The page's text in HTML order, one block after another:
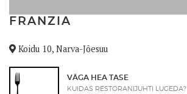
FRANZIA
Koidu 10, Narva-Jõesuu
VÄGA HEA TASE
KUIDAS RESTORANIJUHTI LUGEDA?